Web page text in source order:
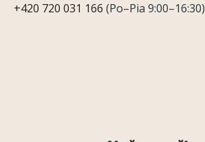
+420 720 031 166 (Po–Pia 9:00–16:30)